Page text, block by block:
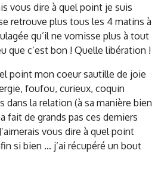
vous dire à quel point je suis
retrouve plus tous les 4 matins à
qu’il ne vomisse plus à tout
que c’est bon ! Quelle libération !
point mon coeur sautille de joie
foufou, curieux, coquin
dans la relation (à sa manière bien
fait de grands pas ces derniers
vous dire à quel point
si bien … j’ai récupéré un bout